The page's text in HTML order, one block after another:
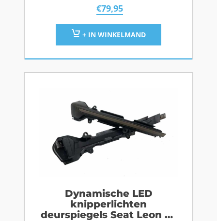
€79,95
+ IN WINKELMAND
Dynamische LED
knipperlichten
deurspiegels Seat Leon 5F